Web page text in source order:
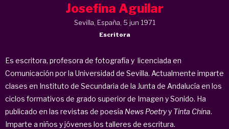
Josefina Aguilar
Sevilla, España, 5 jun 1971
Escritora
Es escritora, profesora de fotografía y licenciada en
Comunicación por la Universidad de Sevilla. Actualmente imparte
clases en Instituto de Secundaria de la Junta de Andalucía en los
ciclos formativos de grado superior de Imagen y Sonido. Ha
publicado en las revistas de poesía News Poetryy Tinta China.
Imparte a niños y jóvenes los talleres de escritura.